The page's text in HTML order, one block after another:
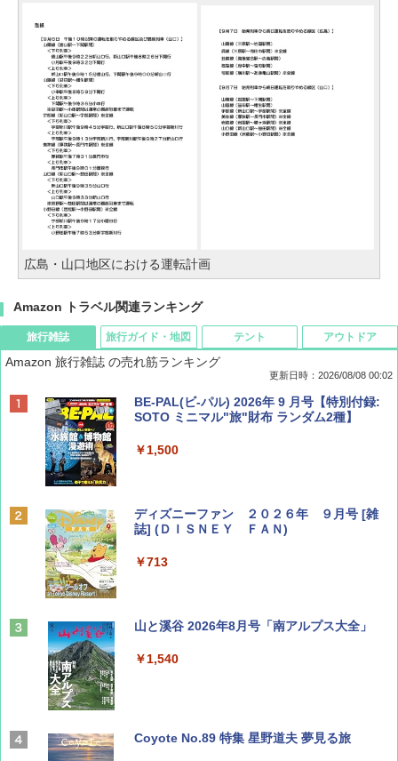
広島・山口地区における運転計画
Amazon トラベル関連ランキング
旅行雑誌
Amazon 旅行雑誌 の売れ筋ランキング
更新日時：2026/08/08 00:02
BE-PAL(ビ-パル) 2026年 9 月号【特別付録:
SOTO ミニマル"旅"財布 ランダム2種】
￥1,500
ディズニーファン ２０２６年 ９月号 [雑
誌] (ＤＩＳＮＥＹ ＦＡＮ)
￥713
山と溪谷 2026年8月号「南アルプス大全」
￥1,540
Coyote No.89 特集 星野道夫 夢見る旅
旅行ガイド・地図 テント アウトドア